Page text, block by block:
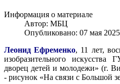
Информация о материале
Автор: МБЦ
Опубликовано: 07 мая 2025
Леонид Ефременко, 11 лет,
изобразительного искусства
дворец детей и молодежи» (г.
- рисунок «На связи с Большой